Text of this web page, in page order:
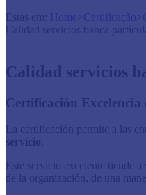
Estás em:
Home >Certificação >
Calidad servicios banca
Calidad servicios
​​​​​​​​​​​​​​​​​​​​​​Certificación Excelencia
La certificación permite a las
servicio
Este servicio excelente tiende a
de la organización, de una